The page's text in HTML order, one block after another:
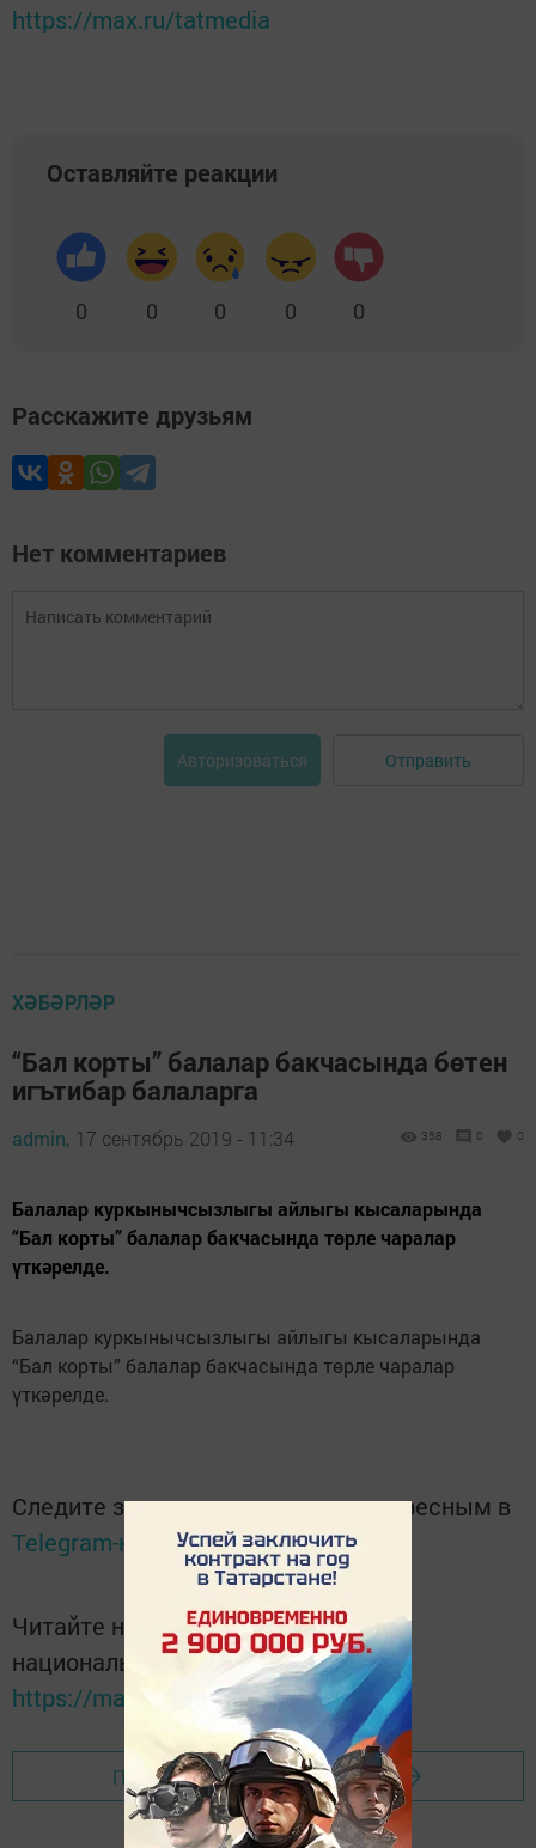
https://max.ru/tatmedia
Оставляйте реакции
0 0 0 0 0
Расскажите друзьям
Нет комментариев
Авторизоваться Отправить
ХӘБӘРЛӘР
“Бал корты” балалар бакчасында бөтен
игътибар балаларга
admin, 17 сентябрь 2019 - 11:34 358 0 0
Балалар куркынычсызлыгы айлыгы кысаларында
“Бал корты” балалар бакчасында төрле чаралар
үткәрелде.
Балалар куркынычсызлыгы айлыгы кысаларында
“Бал корты” балалар бакчасында төрле чаралар
үткәрелде.
Следите за самым важным и интересным в
Telegram-каналеТатмедиа
Читайте новости Татарстана в
национальном мессенджере MАХ:
https://max.ru/tatmedia
Перейти на страницу новости